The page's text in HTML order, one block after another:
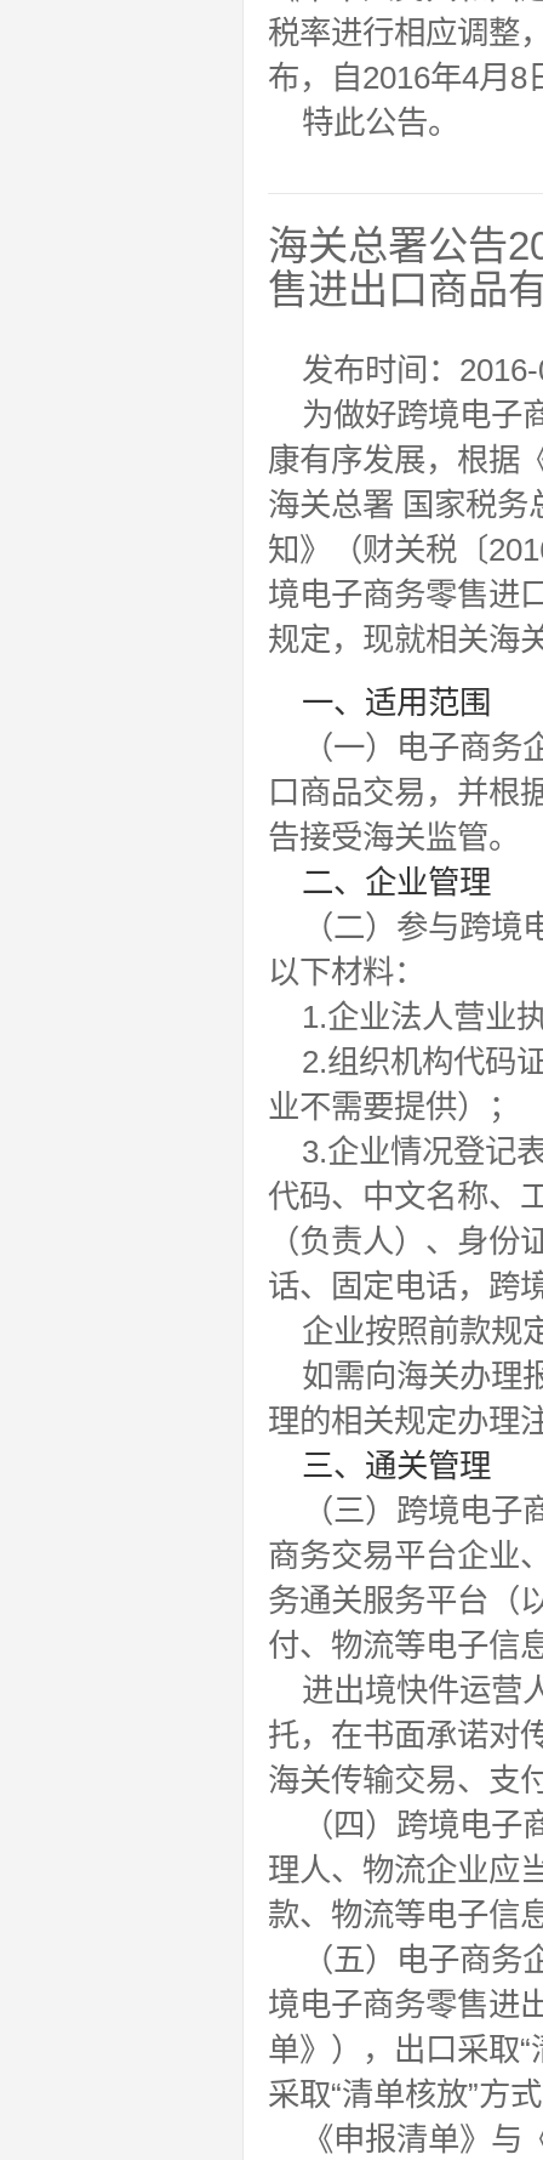
税率进行相应调整
布，自2016年4月8
特此公告。
海关总署公告
售进出口商品
发布时间：
为做好跨境电子
康有序发展，根据
海关总署 国家税务
知》（财关税〔
境电子商务零售进
规定，现就相关海
一、适用范围
（一）电子商
口商品交易，并根
告接受海关监管。
二、企业管理
（二）参与跨
以下材料：
1.企业法人营业
2.组织机构代码
业不需要提供）；
3.企业情况登记
代码、中文名称、
（负责人）、身
话、固定电话，跨
企业按照前款规
如需向海关办理
理的相关规定办理
三、通关管理
（三）跨境电
商务交易平台企业
务通关服务平台（
付、物流等电子信
进出境快件运营
托，在书面承诺对
海关传输交易、支
（四）跨境电
理人、物流企业应
款、物流等电子信
（五）电子商
境电子商务零售进
单》），出口采取
采取“清单核放”方
《申报清单》